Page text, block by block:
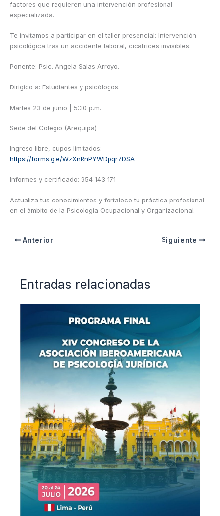
factores que requieren una intervención profesional
especializada.
Te invitamos a participar en el taller presencial: Intervención
psicológica tras un accidente laboral, cicatrices invisibles.
Ponente: Psic. Angela Salas Arroyo.
Dirigido a: Estudiantes y psicólogos.
Martes 23 de junio | 5:30 p.m.
Sede del Colegio (Arequipa)
Ingreso libre, cupos limitados:
https://forms.gle/WzXnRnPYWDpqr7DSA
Informes y certificado: 954 143 171
Actualiza tus conocimientos y fortalece tu práctica profesional
en el ámbito de la Psicología Ocupacional y Organizacional.
Anterior Siguiente
Entradas relacionadas